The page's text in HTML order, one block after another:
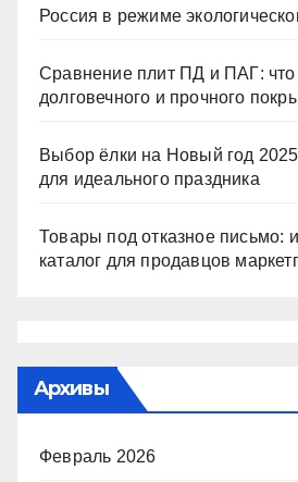
Россия в режиме
Сравнение плит ПД и ПАГ: что
долговечного и прочного
Выбор ёлки на Новый год
для идеального праздника
Товары под отказное письмо:
каталог для продавцов
Архивы
Февраль 2026